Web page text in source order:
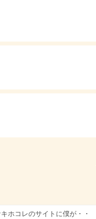
ホコレのサイトに僕が・・